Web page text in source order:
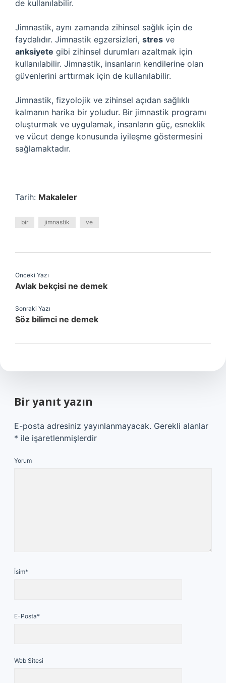
de kullanılabilir.
Jimnastik, aynı zamanda zihinsel sağlık için de
faydalıdır. Jimnastik egzersizleri, stres ve
anksiyete gibi zihinsel durumları azaltmak için
kullanılabilir. Jimnastik, insanların kendilerine olan
güvenlerini arttırmak için de kullanılabilir.
Jimnastik, fizyolojik ve zihinsel açıdan sağlıklı
kalmanın harika bir yoludur. Bir jimnastik programı
oluşturmak ve uygulamak, insanların güç, esneklik
ve vücut denge konusunda iyileşme göstermesini
sağlamaktadır.
Tarih: Makaleler
bir jimnastik ve
Önceki Yazı
Avlak bekçisi ne demek
Sonraki Yazı
Söz bilimci ne demek
Bir yanıt yazın
E-posta adresiniz yayınlanmayacak. Gerekli alanlar
* ile işaretlenmişlerdir
Yorum
İsim*
E-Posta*
Web Sitesi